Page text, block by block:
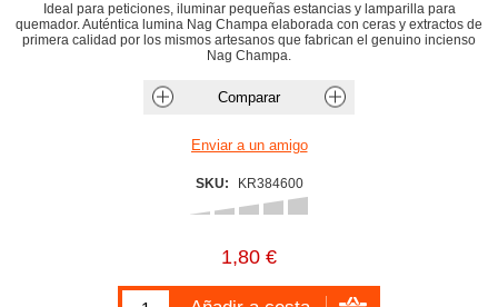
Ideal para peticiones, iluminar pequeñas estancias y lamparilla para
quemador. Auténtica lumina Nag Champa elaborada con ceras y extractos de
primera calidad por los mismos artesanos que fabrican el genuino incienso
Nag Champa.
SKU: KR384600
1,80 €